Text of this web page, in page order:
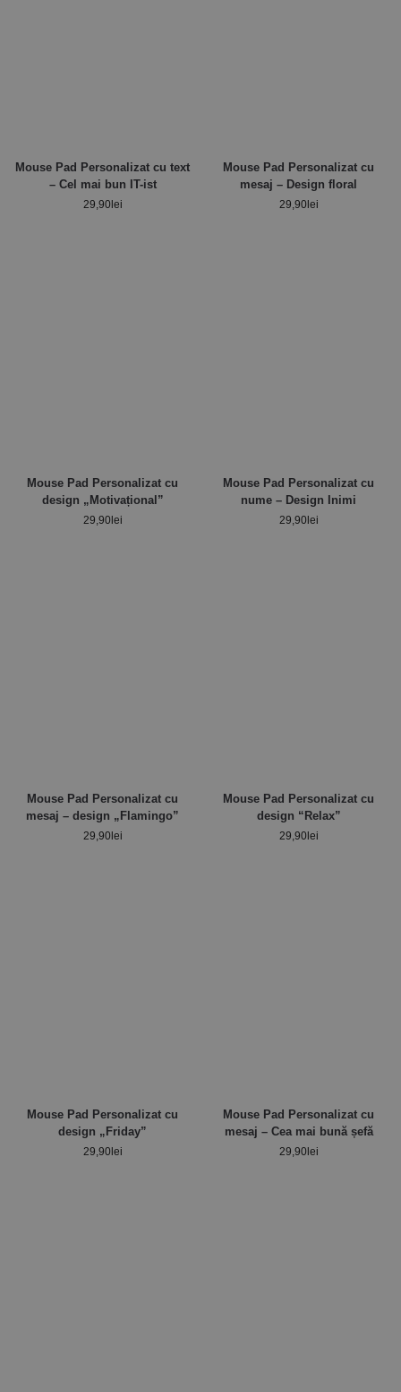
Mouse Pad Personalizat cu text
– Cel mai bun IT-ist
29,90 lei
Mouse Pad Personalizat cu
mesaj – Design floral
29,90 lei
Mouse Pad Personalizat cu
design „Motivațional”
29,90 lei
Mouse Pad Personalizat cu
nume – Design Inimi
29,90 lei
Mouse Pad Personalizat cu
mesaj – design „Flamingo”
29,90 lei
Mouse Pad Personalizat cu
design “Relax”
29,90 lei
Mouse Pad Personalizat cu
design „Friday”
29,90 lei
Mouse Pad Personalizat cu
mesaj – Cea mai bună șefă
29,90 lei